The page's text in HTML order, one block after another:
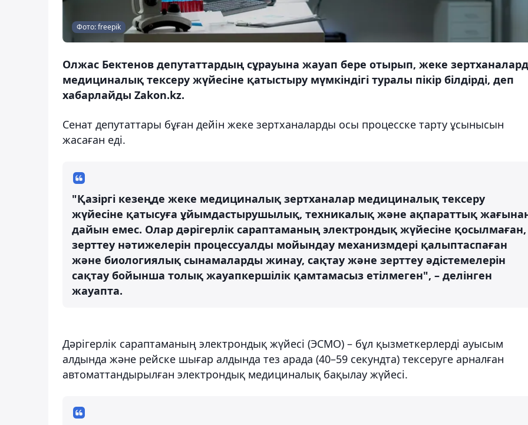
Фото: freepik
Олжас Бектенов депутаттардың сұрауына жауап бере отырып, жеке
медициналық тексеру жүйесіне қатыстыру мүмкіндігі туралы пікір білдірді, деп
хабарлайды Zakon.kz.
Сенат депутаттары бұған дейін жеке зертханаларды осы процесске тарту ұсынысын
жасаған еді.
"Қазіргі кезеңде жеке медициналық зертханалар медициналық тексеру
жүйесіне қатысуға ұйымдастырушылық, техникалық және ақпараттық
дайын емес. Олар дәрігерлік сараптаманың электрондық жүйесіне қосылмаған,
зерттеу нәтижелерін процессуалды мойындау механизмдері қалыптаспаған
және биологиялық сынамаларды жинау, сақтау және зерттеу әдістемелерін
сақтау бойынша толық жауапкершілік қамтамасыз етілмеген", – делінген
жауапта.
Дәрігерлік сараптаманың электрондық жүйесі (ЭСМО) – бұл қызметкерлерді ауысым
алдында және рейске шығар алдында тез арада (40–59 секундта) тексеруге арналған
автоматтандырылған электрондық медициналық бақылау жүйесі.